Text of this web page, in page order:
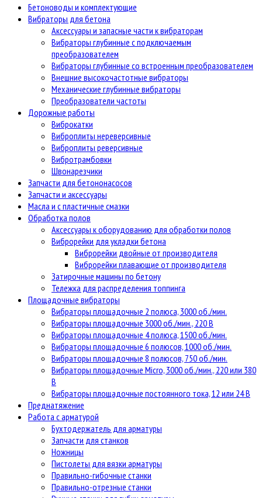
Бетоноводы и комплектующие
Вибраторы для бетона
Аксессуары и запасные части к вибраторам
Вибраторы глубинные с подключаемым
преобразователем
Вибраторы глубинные со встроенным преобразователем
Внешние высокочастотные вибраторы
Механические глубинные вибраторы
Преобразователи частоты
Дорожные работы
Виброкатки
Виброплиты нереверсивные
Виброплиты реверсивные
Вибротрамбовки
Швонарезчики
Запчасти для бетононасосов
Запчасти и аксессуары
Масла и с пластичные смазки
Обработка полов
Аксессуары к оборудованию для обработки полов
Виброрейки для укладки бетона
Виброрейки двойные от производителя
Виброрейки плавающие от производителя
Затирочные машины по бетону
Тележка для распределения топпинга
Площадочные вибраторы
Вибраторы площадочные 2 полюса, 3000 об./мин.
Вибраторы площадочные 3000 об./мин., 220 В
Вибраторы площадочные 4 полюса, 1500 об./мин.
Вибраторы площадочные 6 полюсов, 1000 об./мин.
Вибраторы площадочные 8 полюсов, 750 об./мин.
Вибраторы площадочные Micro, 3000 об./мин., 220 или 380
В
Вибраторы площадочные постоянного тока, 12 или 24 В
Преднатяжение
Работа с арматурой
Бухтодержатель для арматуры
Запчасти для станков
Ножницы
Пистолеты для вязки арматуры
Правильно-гибочные станки
Правильно-отрезные станки